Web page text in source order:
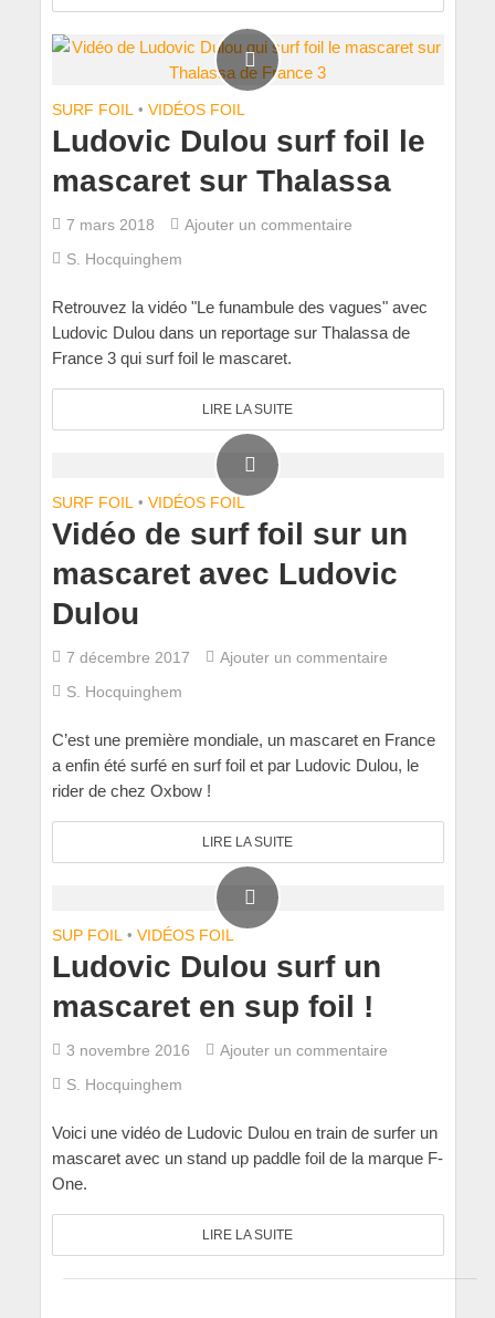
SURF FOIL • VIDÉOS FOIL
Ludovic Dulou surf foil le
mascaret sur Thalassa
7 mars 2018
Ajouter un commentaire
S. Hocquinghem
Retrouvez la vidéo "Le funambule des vagues" avec
Ludovic Dulou dans un reportage sur Thalassa de
France 3 qui surf foil le mascaret.
LIRE LA SUITE
SURF FOIL • VIDÉOS FOIL
Vidéo de surf foil sur un
mascaret avec Ludovic
Dulou
7 décembre 2017
Ajouter un commentaire
S. Hocquinghem
C’est une première mondiale, un mascaret en France
a enfin été surfé en surf foil et par Ludovic Dulou, le
rider de chez Oxbow !
LIRE LA SUITE
SUP FOIL • VIDÉOS FOIL
Ludovic Dulou surf un
mascaret en sup foil !
3 novembre 2016
Ajouter un commentaire
S. Hocquinghem
Voici une vidéo de Ludovic Dulou en train de surfer un
mascaret avec un stand up paddle foil de la marque F-
One.
LIRE LA SUITE